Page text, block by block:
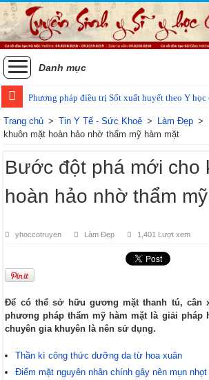
Danh mục
Phương pháp điều trị Sốt xuất huyết theo Y học
Trang chủ > Tin Y Tế - Sức Khoẻ > Làm Đẹp >
khuôn mặt hoàn hảo nhờ thẩm mỹ hàm mặt
Bước đột phá mới cho
hoàn hảo nhờ thẩm
yhoccotruyen Làm Đẹp 1,401 Lượt xem
Để có thể sở hữu gương mặt thanh tú, cân
phương pháp thẩm mỹ hàm mặt là giải pháp
chuyên gia khuyên là nên sử dụng.
Thần kì công thức dưỡng da từ hoa xuân
Điểm mặt nguyên nhân chính gây nên mụn nhọt